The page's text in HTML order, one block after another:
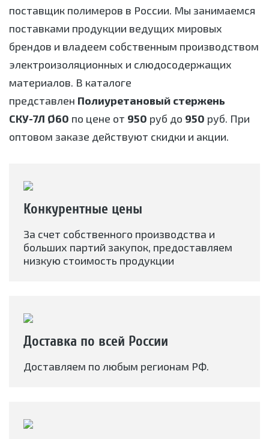
поставщик полимеров в России. Мы занимаемся
поставками продукции ведущих мировых
брендов и владеем собственным производством
электроизоляционных и слюдосодержащих
материалов. В каталоге
представлен Полиуретановый стержень
СКУ-7Л Ø60 по цене от 950 руб до 950 руб. При
оптовом заказе действуют скидки и акции.
Конкурентные цены
За счет собственного производства и
больших партий закупок, предоставляем
низкую стоимость продукции
Доставка по всей России
Доставляем по любым регионам РФ.